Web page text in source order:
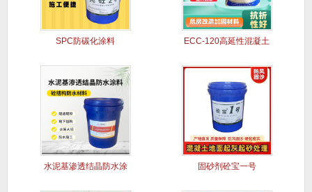
SPC防碳化涂料 ECC-120高延性混凝土
水泥基渗透结晶防水涂 固砂剂砼宝一号